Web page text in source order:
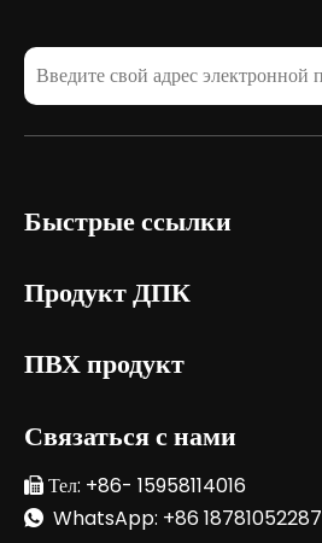
Быстрые ссылки
Продукт ДПК
ПВХ продукт
Связаться с нами
 Тел: +86- 15958114016
 WhatsApp: +86 18781052287